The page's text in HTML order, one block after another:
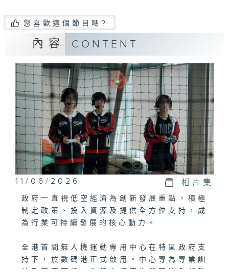
您喜歡這個節目嗎?
內容 CONTENT
11/06/2026 相片集
政府一直視低空經濟為創新發展重點，積極
制定政策、投入資源及提供全方位支持，成
為行業可持續發展的核心動力。
全港首間無人機運動專用中心在特區政府支
持下，於數碼港正式啟用。中心專為專業訓